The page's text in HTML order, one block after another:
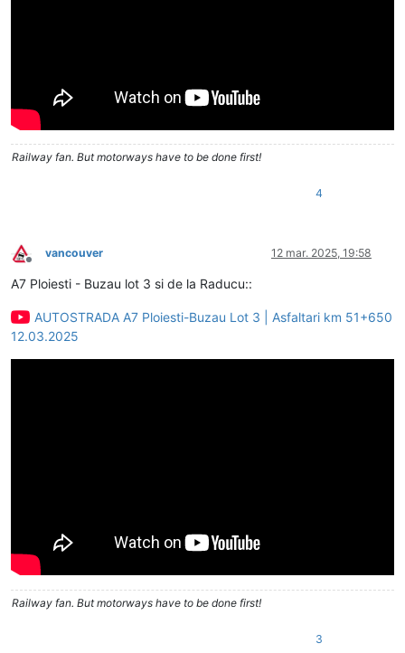
Railway fan. But motorways have to be done first!
4
Deconectat
vancouver 12 mar. 2025, 19:58
A7 Ploiesti - Buzau lot 3 si de la Raducu::
AUTOSTRADA A7 Ploiesti-Buzau Lot 3 | Asfaltari km 51+650
12.03.2025
Railway fan. But motorways have to be done first!
3